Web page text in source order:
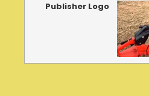
Publisher Logo